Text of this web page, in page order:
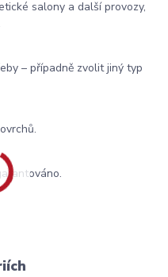
salony a další provozy,
– případně zvolit jiný typ